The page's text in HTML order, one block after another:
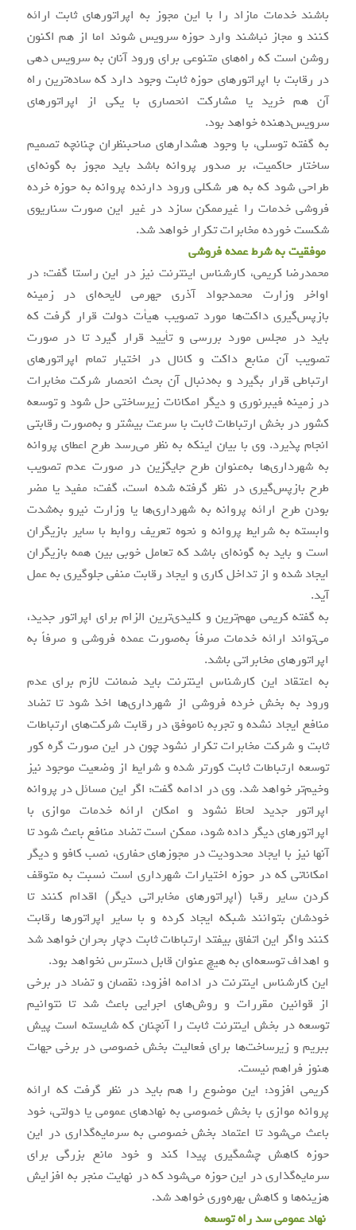
باشند خدمات مازاد را با این مجوز به اپراتور‌های ثابت ارائه
کنند و مجاز نباشند وارد حوزه سرویس شوند اما از هم اکنون
روشن است که راه‌های متنوعی برای ورود آنان به سرویس دهی
در رقابت با اپراتور‌های حوزه ثابت وجود دارد که ساده‌ترین راه
آن هم خرید یا مشارکت انحصاری با یکی از اپراتور‌های
سرویس‌دهنده خواهد بود.
به گفته توسلی، با وجود هشدارهای صاحبنظران چنانچه تصمیم
ساختار حاکمیت، بر صدور پروانه باشد باید مجوز به گونه‌ای
طراحی شود که به هر شکلی ورود دارنده پروانه به حوزه خرده
فروشی خدمات را غیرممکن سازد در غیر این صورت سناریوی
شکست خورده مخابرات تکرار خواهد شد.
موفقیت به شرط عمده فروشی
محمدرضا کریمی، کارشناس اینترنت نیز در این راستا گفت: در
اواخر وزارت محمدجواد آذری جهرمی لایحه‌ای در زمینه
بازپس‌گیری داکت‌ها مورد تصویب هیأت دولت قرار گرفت که
باید در مجلس مورد بررسی و تأیید قرار گیرد تا در صورت
تصویب آن منابع داکت و کانال در اختیار تمام اپراتورهای
ارتباطی قرار بگیرد و به‌دنبال آن بحث انحصار شرکت مخابرات
در زمینه فیبرنوری و دیگر امکانات زیرساختی حل شود و توسعه
کشور در بخش ارتباطات ثابت با سرعت بیشتر و به‌صورت رقابتی
انجام پذیرد. وی با بیان اینکه به نظر می‌رسد طرح اعطای پروانه
به شهرداری‌ها به‌عنوان طرح جایگزین در صورت عدم تصویب
طرح بازپس‌گیری در نظر گرفته شده است، گفت: مفید یا مضر
بودن طرح ارائه پروانه به شهرداری‌ها یا وزارت نیرو به‌شدت
وابسته به شرایط پروانه و نحوه تعریف روابط با سایر بازیگران
است و باید به گونه‌ای باشد که تعامل خوبی بین همه بازیگران
ایجاد شده و از تداخل کاری و ایجاد رقابت منفی جلوگیری به عمل
آید.
به گفته کریمی مهم‌ترین و کلیدی‌ترین الزام برای اپراتور جدید،
می‌تواند ارائه خدمات صرفاً به‌صورت عمده فروشی و صرفاً به
اپراتورهای مخابراتی باشد.
به اعتقاد این کارشناس اینترنت باید ضمانت لازم برای عدم
ورود به بخش خرده فروشی از شهرداری‌ها اخذ شود تا تضاد
منافع ایجاد نشده و تجربه ناموفق در رقابت شرکت‌های ارتباطات
ثابت و شرکت مخابرات تکرار نشود چون در این صورت گره کور
توسعه ارتباطات ثابت کورتر شده و شرایط از وضعیت موجود نیز
وخیم‌تر خواهد شد. وی در ادامه گفت: اگر این مسائل در پروانه
اپراتور جدید لحاظ نشود و امکان ارائه خدمات موازی با
اپراتورهای دیگر داده شود، ممکن است تضاد منافع باعث شود تا
آنها نیز با ایجاد محدودیت در مجوزهای حفاری، نصب کافو و دیگر
امکاناتی که در حوزه اختیارات شهرداری است نسبت به متوقف
کردن سایر رقبا (اپراتورهای مخابراتی دیگر) اقدام کنند تا
خودشان بتوانند شبکه ایجاد کرده و با سایر اپراتورها رقابت
کنند واگر این اتفاق بیفتد ارتباطات ثابت دچار بحران خواهد شد
و اهداف توسعه‌ای به هیچ عنوان قابل دسترس نخواهد بود.
این کارشناس اینترنت در ادامه افزود: نقصان و تضاد در برخی
از قوانین مقررات و روش‌های اجرایی باعث شد تا نتوانیم
توسعه در بخش اینترنت ثابت را آنچنان که شایسته است پیش
ببریم و زیرساخت‌ها برای فعالیت بخش خصوصی در برخی جهات
هنوز فراهم نیست.
کریمی افزود: این موضوع را هم باید در نظر گرفت که ارائه
پروانه موازی با بخش خصوصی به نهادهای عمومی یا دولتی، خود
باعث می‌شود تا اعتماد بخش خصوصی به سرمایه‌گذاری در این
حوزه کاهش چشمگیری پیدا کند و خود مانع بزرگی برای
سرمایه‌گذاری در این حوزه می‌شود که در نهایت منجر به افزایش
هزینه‌ها و کاهش بهره‌وری خواهد شد.
نهاد عمومی سد راه توسعه